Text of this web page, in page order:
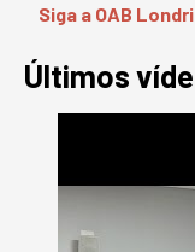
Siga a OAB
Últimos